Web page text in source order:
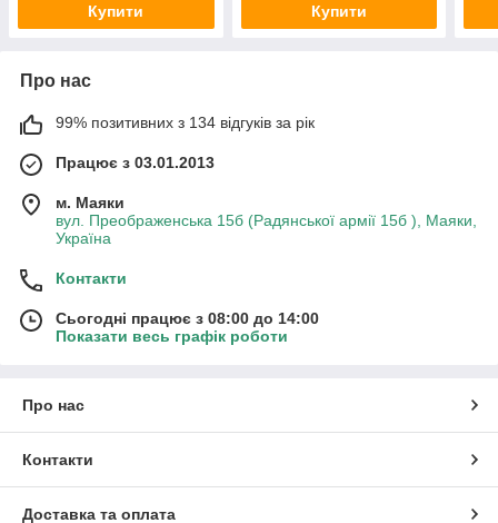
Купити Купити
Про нас
99% позитивних з 134 відгуків за рік
Працює з 03.01.2013
м. Маяки
вул. Преображенська 15б (Радянської армії 15б ), Маяки,
Україна
Контакти
Сьогодні працює з 08:00 до 14:00
Показати весь графік роботи
Про нас
Контакти
Доставка та оплата